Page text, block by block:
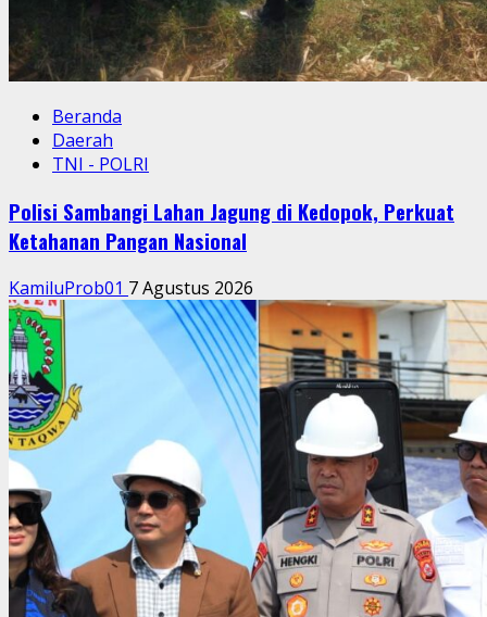
Beranda
Daerah
TNI - POLRI
Polisi Sambangi Lahan Jagung di Kedopok, Perkuat
Ketahanan Pangan Nasional
KamiluProb01 7 Agustus 2026